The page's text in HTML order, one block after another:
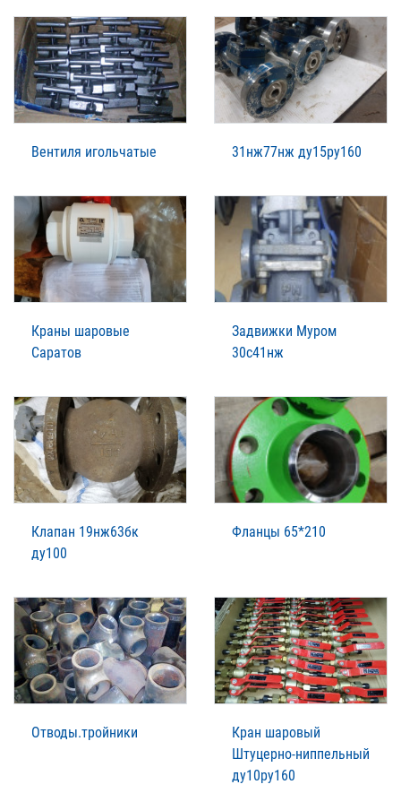
Вентиля игольчатые 31нж77нж ду15ру160
Краны шаровые
Саратов
Задвижки Муром
30с41нж
Клапан 19нж63бк
ду100
Фланцы 65*210
Отводы.тройники
Кран шаровый
Штуцерно-ниппельный
ду10ру160